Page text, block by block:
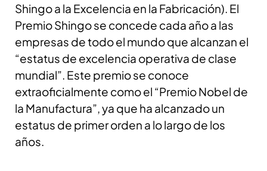
Shingo a la Excelencia en la Fabricación). El
Premio Shingo se concede cada año a las
empresas de todo el mundo que alcanzan el
“estatus de excelencia operativa de clase
mundial”. Este premio se conoce
extraoficialmente como el “Premio Nobel de
la Manufactura”, ya que ha alcanzado un
estatus de primer orden a lo largo de los
años.